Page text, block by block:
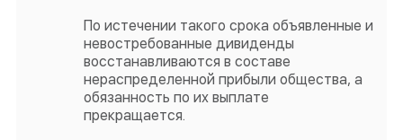
По истечении такого срока объявленные и
невостребованные дивиденды
восстанавливаются в составе
нераспределенной прибыли общества, а
обязанность по их выплате
прекращается.